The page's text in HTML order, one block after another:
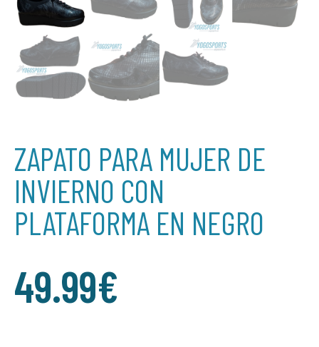
ZAPATO PARA MUJER DE
INVIERNO CON
PLATAFORMA EN NEGRO
49.99€